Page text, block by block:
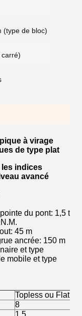
(type de bloc)
à virage
de type plat
les indices
avancé
du pont: 1,5 t
45 m
ancrée: 150 m
et type
mobile et type
Topless ou Flat
8
1.5